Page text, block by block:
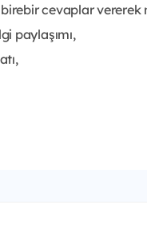
cevaplar vererek
paylaşımı,